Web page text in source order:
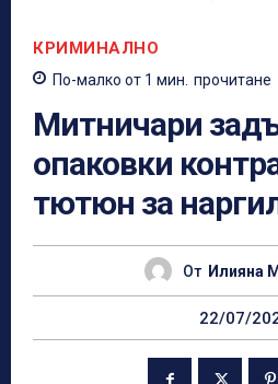
КРИМИНАЛНО
По-малко от 1 мин. прочитане
Митничари
опаковки
тютюн за
От Илияна
22/07/